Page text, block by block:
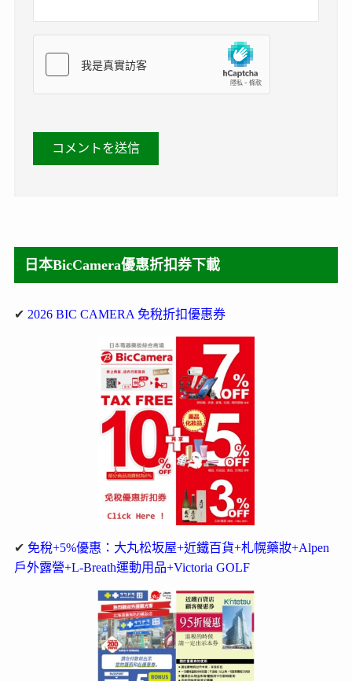
日本BicCamera優惠折扣券下載
✔ 2026 BIC CAMERA 免稅折扣優惠券
✔ 免稅+5%優惠：大丸松坂屋+近鐵百貨+札幌藥妝+Alpen
戶外露營+L-Breath運動用品+Victoria GOLF